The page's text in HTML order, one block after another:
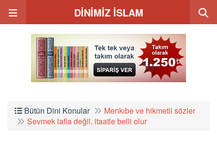
DİNİMİZ İSLAM
Bütün Dini Konular
Menkıbe ve hikmetli sözler
Sevmek lafla değil, itaatle belli olur